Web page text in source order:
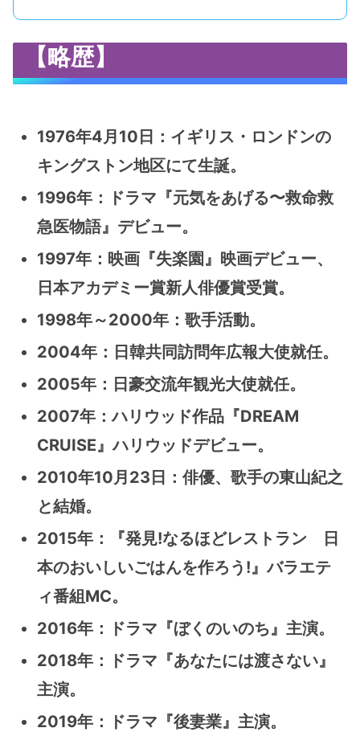
【略歴】
1976年4月10日：イギリス・ロンドンの
キングストン地区にて生誕。
1996年：ドラマ『元気をあげる〜救命救
急医物語』デビュー。
1997年：映画『失楽園』映画デビュー、
日本アカデミー賞新人俳優賞受賞。
1998年～2000年：歌手活動。
2004年：日韓共同訪問年広報大使就任。
2005年：日豪交流年観光大使就任。
2007年：ハリウッド作品『DREAM
CRUISE』ハリウッドデビュー。
2010年10月23日：俳優、歌手の東山紀之
と結婚。
2015年：『発見!なるほどレストラン 日
本のおいしいごはんを作ろう!』バラエテ
ィ番組MC。
2016年：ドラマ『ぼくのいのち』主演。
2018年：ドラマ『あなたには渡さない』
主演。
2019年：ドラマ『後妻業』主演。